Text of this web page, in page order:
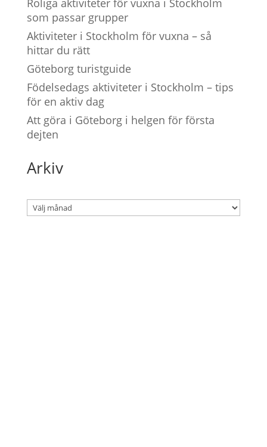
som passar grupper
Aktiviteter i Stockholm för vuxna – så
hittar du rätt
Göteborg turistguide
Födelsedags aktiviteter i Stockholm – tips
för en aktiv dag
Att göra i Göteborg i helgen för första
dejten
Arkiv
Arkiv